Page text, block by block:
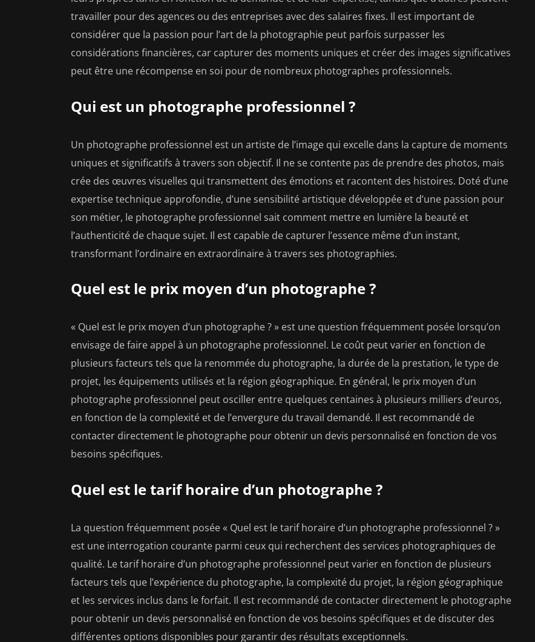
travailler pour des agences ou des entreprises avec des salaires fixes. Il est important de
considérer que la passion pour l’art de la photographie peut parfois surpasser les
considérations financières, car capturer des moments uniques et créer des images significatives
peut être une récompense en soi pour de nombreux photographes professionnels.
Qui est un photographe professionnel ?
Un photographe professionnel est un artiste de l’image qui excelle dans la capture de moments
uniques et significatifs à travers son objectif. Il ne se contente pas de prendre des photos, mais
crée des œuvres visuelles qui transmettent des émotions et racontent des histoires. Doté d’une
expertise technique approfondie, d’une sensibilité artistique développée et d’une passion pour
son métier, le photographe professionnel sait comment mettre en lumière la beauté et
l’authenticité de chaque sujet. Il est capable de capturer l’essence même d’un instant,
transformant l’ordinaire en extraordinaire à travers ses photographies.
Quel est le prix moyen d’un photographe ?
« Quel est le prix moyen d’un photographe ? » est une question fréquemment posée lorsqu’on
envisage de faire appel à un photographe professionnel. Le coût peut varier en fonction de
plusieurs facteurs tels que la renommée du photographe, la durée de la prestation, le type de
projet, les équipements utilisés et la région géographique. En général, le prix moyen d’un
photographe professionnel peut osciller entre quelques centaines à plusieurs milliers d’euros,
en fonction de la complexité et de l’envergure du travail demandé. Il est recommandé de
contacter directement le photographe pour obtenir un devis personnalisé en fonction de vos
besoins spécifiques.
Quel est le tarif horaire d’un photographe ?
La question fréquemment posée « Quel est le tarif horaire d’un photographe professionnel ? »
est une interrogation courante parmi ceux qui recherchent des services photographiques de
qualité. Le tarif horaire d’un photographe professionnel peut varier en fonction de plusieurs
facteurs tels que l’expérience du photographe, la complexité du projet, la région géographique
et les services inclus dans le forfait. Il est recommandé de contacter directement le photographe
pour obtenir un devis personnalisé en fonction de vos besoins spécifiques et de discuter des
différentes options disponibles pour garantir des résultats exceptionnels.